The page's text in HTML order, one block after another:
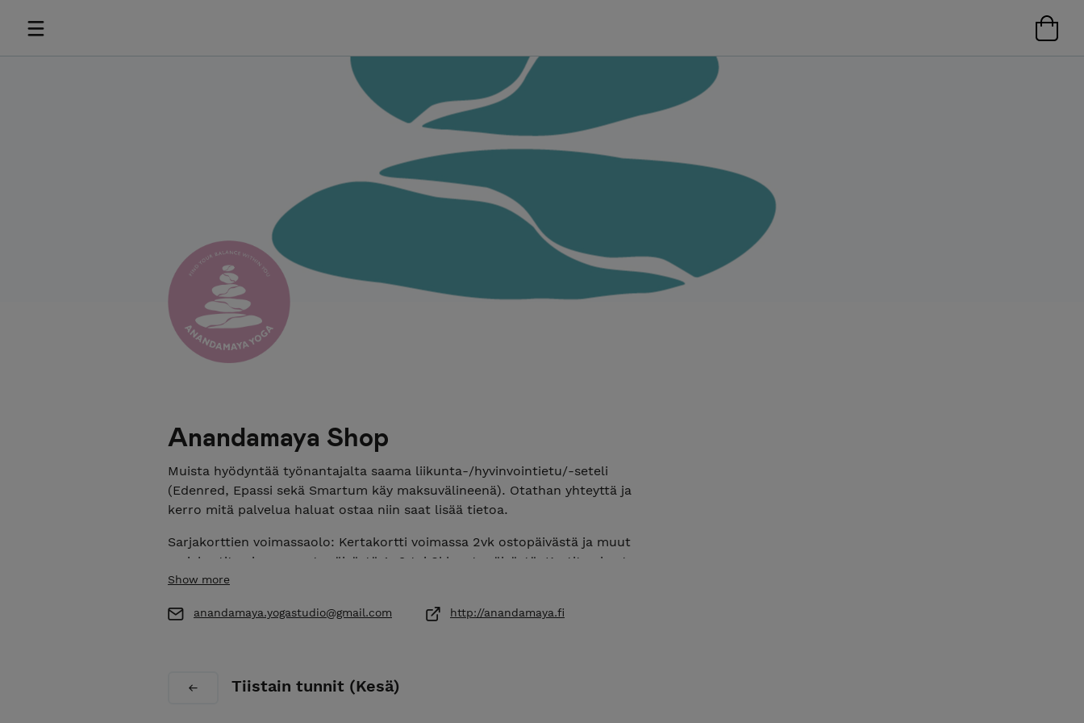
Anandamaya Shop
Muista hyödyntää työnantajalta saama liikunta-/hyvinvointietu/-seteli
(Edenred, Epassi sekä Smartum käy maksuvälineenä). Otathan yhteyttä ja
kerro mitä palvelua haluat ostaa niin saat lisää tietoa.
Sarjakorttien voimassaolo: Kertakortti voimassa 2vk ostopäivästä ja muut
sarjakortit voimassa ostopäivästä 1, 2 tai 3kk ostopäivästä. Kortit voi ostaa
paikanpäältä tai Anandamayan Shopista. Kaikki kuukausi-/sarjakorttilaisten
tietoa sekä VIP-tarjouksia. Liittymislinkin saat ostovaiheessa.
Show more
anandamaya.yogastudio@gmail.com http://anandamaya.fi
Tiistain tunnit (Kesä)